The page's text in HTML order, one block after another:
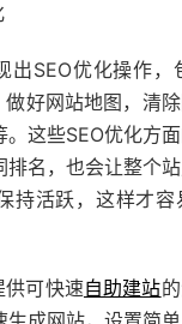
出SEO优化操作，
好网站地图，清
这些SEO优化方
排名，也会让整个
持活跃，这样才
供可快速自助建站